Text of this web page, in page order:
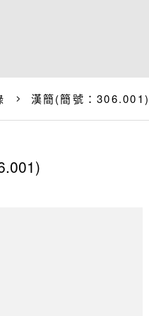
漢簡(簡號：306.001)